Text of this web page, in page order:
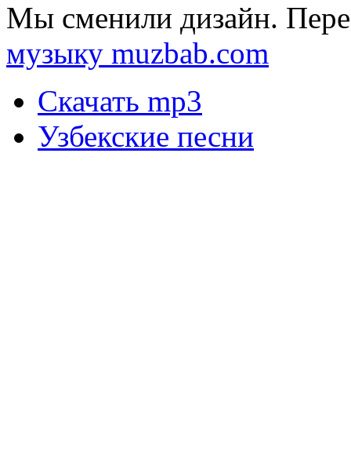
Мы сменили дизайн.
музыку muzbab.com
Скачать mp3
Узбекские песни